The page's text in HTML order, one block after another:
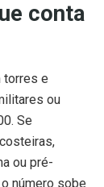
conta
torres e
ou
Se
ou pré-
número sobe